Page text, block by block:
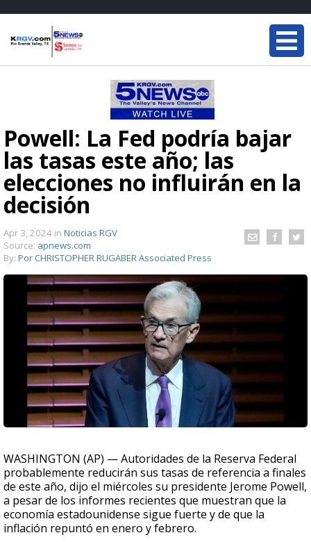
Powell: La Fed podría bajar
las tasas este año; las
elecciones no influirán en la
decisión
Apr 3, 2024 in Noticias RGV
Source: apnews.com
By: Por CHRISTOPHER RUGABER Associated Press
WASHINGTON (AP) — Autoridades de la Reserva Federal
probablemente reducirán sus tasas de referencia a finales
de este año, dijo el miércoles su presidente Jerome Powell,
a pesar de los informes recientes que muestran que la
economía estadounidense sigue fuerte y de que la
inflación repuntó en enero y febrero.